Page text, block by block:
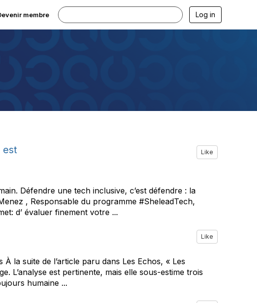
membre Log in
est
Like
Défendre une tech inclusive, c’est défendre : la
, Responsable du programme #SheleadTech,
d’ évaluer finement votre ...
Like
la suite de l’article paru dans Les Echos, « Les
L’analyse est pertinente, mais elle sous-estime trois
humaine ...